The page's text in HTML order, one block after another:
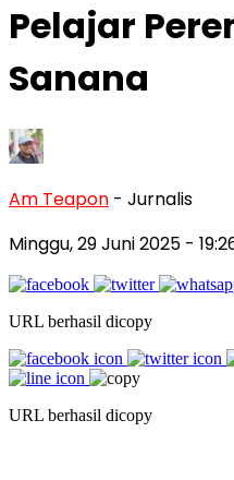
Pelajar
Sanana
Am Teapon - Jurnalis
Minggu, 29 Juni 2025 -
URL berhasil dicopy
URL berhasil dicopy